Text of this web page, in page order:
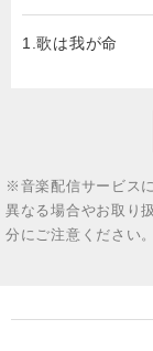
1.歌は我が命
※音楽配信サービス
異なる場合やお取り
分にご注意ください。